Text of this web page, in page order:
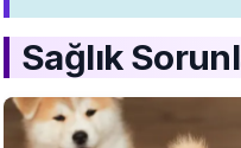
Sağlık